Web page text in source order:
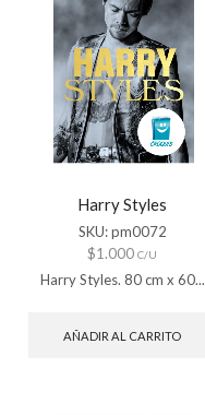
Harry Styles
SKU:pm0072
$1.000 C/U
Harry Styles. 80 cm x 60...
AÑADIR AL CARRITO